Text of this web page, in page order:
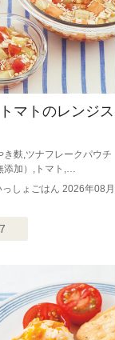
マトのレンジス
き麩,ツナフレークパウチ
添加）,トマト,…
しょごはん 2026年08月